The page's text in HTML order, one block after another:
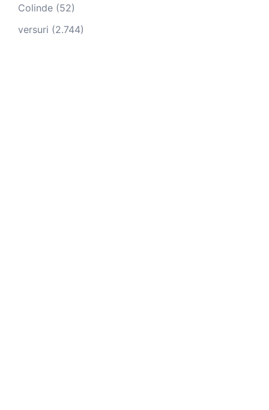
Colinde (52)
versuri (2.744)